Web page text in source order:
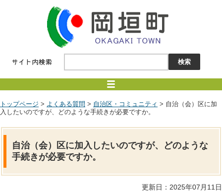
トップページ > よくある質問 > 自治区・コミュニティ > 自治（会）区に加
入したいのですが、どのような手続きが必要ですか。
自治（会）区に加入したいのですが、どのような
手続きが必要ですか。
更新日：2025年07月11日